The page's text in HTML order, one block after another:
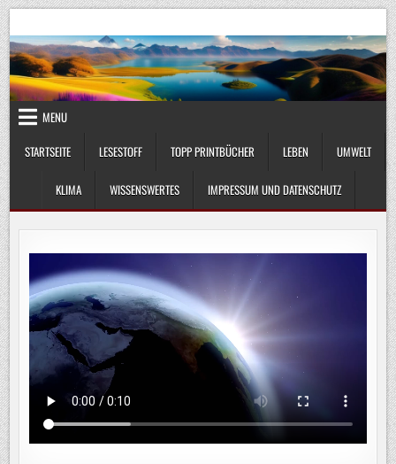
Skip
to
content
UmweltKlima.com
MENU
STARTSEITE
LESESTOFF TOPP PRINTBÜCHER LEBEN UMWELT
KLIMA WISSENSWERTES IMPRESSUM UND DATENSCHUTZ